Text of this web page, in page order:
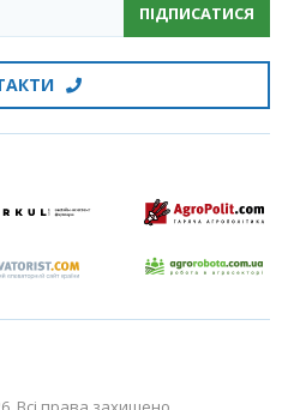
ПІДПИСАТИСЯ